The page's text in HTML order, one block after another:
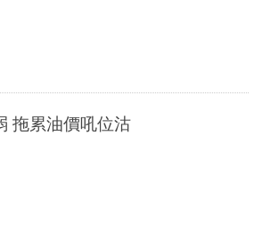
拖累油價吼位沽